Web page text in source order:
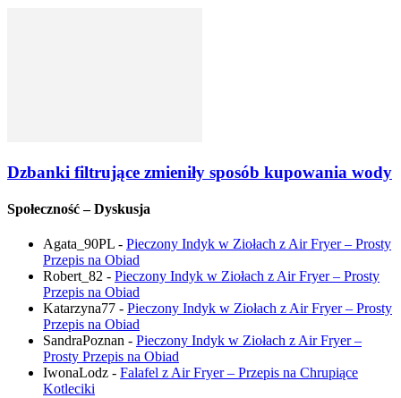
Dzbanki filtrujące zmieniły sposób kupowania wody
Społeczność – Dyskusja
Agata_90PL - Pieczony Indyk w Ziołach z Air Fryer – Prosty
Przepis na Obiad
Robert_82 - Pieczony Indyk w Ziołach z Air Fryer – Prosty
Przepis na Obiad
Katarzyna77 - Pieczony Indyk w Ziołach z Air Fryer – Prosty
Przepis na Obiad
SandraPoznan - Pieczony Indyk w Ziołach z Air Fryer –
Prosty Przepis na Obiad
IwonaLodz - Falafel z Air Fryer – Przepis na Chrupiące
Kotleciki